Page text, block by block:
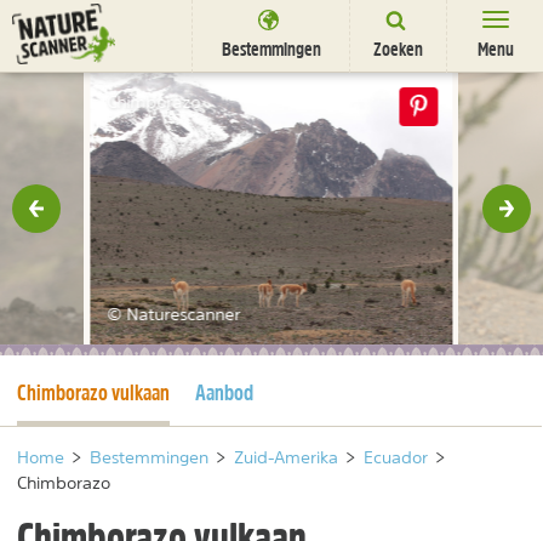
Ga
naar
content
Bestemmingen Zoeken Menu
Bestemmingen
Overnachten
Activiteiten
Natuurparken
Dieren
Nieuwsbrief
Chimborazo
© Naturescanner
Huidige pagina
Chimborazo vulkaan Aanbod
Home > Bestemmingen > Zuid-Amerika > Ecuador >
Chimborazo